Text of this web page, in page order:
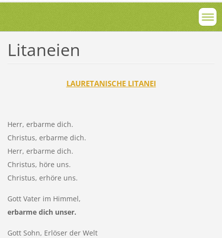
Litaneien
LAURETANISCHE LITANEI
Herr, erbarme dich.
Christus, erbarme dich.
Herr, erbarme dich.
Christus, höre uns.
Christus, erhöre uns.
Gott Vater im Himmel,
erbarme dich unser.
Gott Sohn, Erlöser der Welt